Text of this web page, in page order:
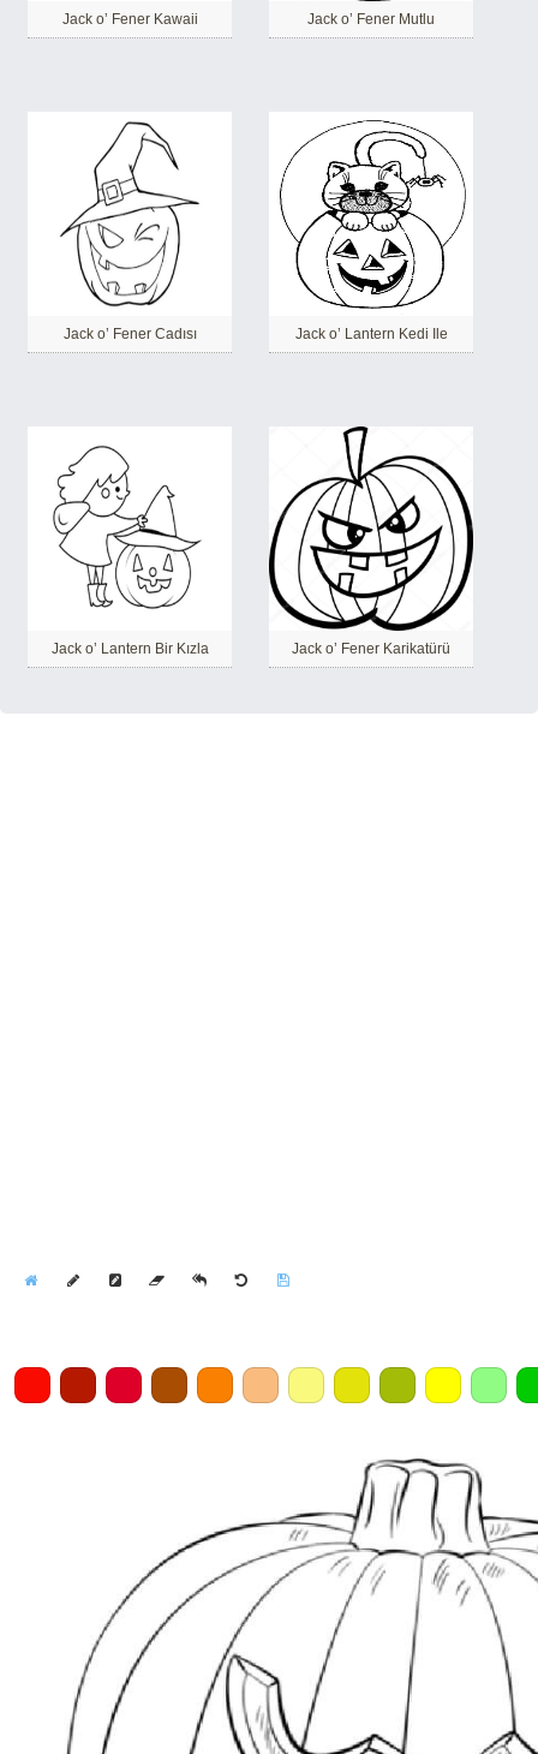
Jack o’ Fener Kawaii Jack o’ Fener Mutlu
Jack o’ Fener Cadısı Jack o’ Lantern Kedi Ile
Jack o’ Lantern Bir Kızla Jack o’ Fener Karikatürü